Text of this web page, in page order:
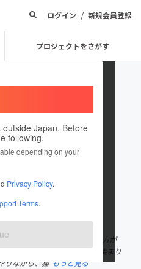
ログイン / 新規会員登録
プロジェクトをさがす
Japan. Before
following.
depending on your
Privacy Policy.
Terms.
トサポーター
ジェクトを投稿しています
とりでずっとお世話していた方が
たちが飢えてしまうと有志が集まり
りながら、猫 もっと見る